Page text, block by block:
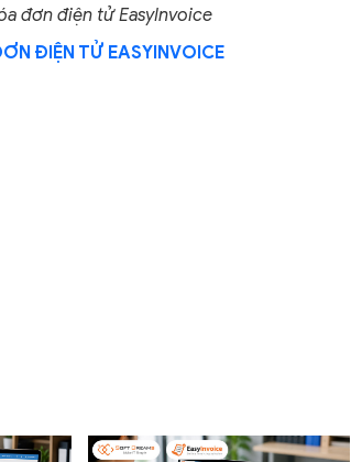
đơn điện tử EasyInvoice
ĐIỆN TỬ EASYINVOICE